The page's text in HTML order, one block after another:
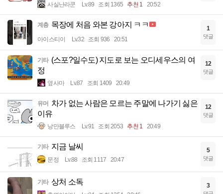
사실난라쿤 Lv.89 조회 1365 추천 1 20:52
계층 목장에 처음 와본 강아지 ㅋㅋ
아이스티이 Lv.32 조회 936 20:51
1
댓글
기타 (스포?일수도) 지도로 보는 오디세우스의 여
정
옆사마 Lv.87 조회 1409 20:49
12
댓글
유머 차가 없는 사람은 모르는 주말에 나가기 싫은
이유
낭만블루스 Lv.91 조회 2053 추천 1 20:49
12
댓글
기타 지금 날씨
문정 Lv.88 조회 1117 20:47
5
댓글
기타 상처 소독 3